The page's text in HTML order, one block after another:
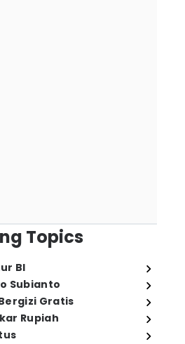
Topics
BI
Subianto
Gratis
Rupiah